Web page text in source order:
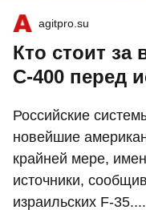
agitpro.su
Кто стоит за
С-400 перед
Российские
новейшие
крайней мере,
источники,
израильских F-35....